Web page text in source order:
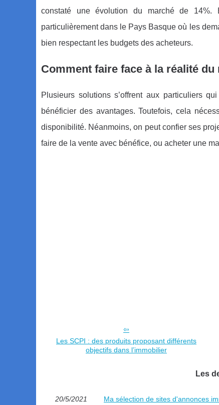
constaté une évolution du marché de 14%.
particulièrement dans le Pays Basque où les
bien respectant les budgets des acheteurs.
Comment faire face à la réalité
Plusieurs solutions s’offrent aux particuliers
bénéficier des avantages. Toutefois, cela
disponibilité. Néanmoins, on peut confier ses
faire de la vente avec bénéfice, ou acheter une
Les SCPI : des produits proposant différents
objectifs dans l’immobilier
Les
20/5/2021 Ma sélection de sites d'annonces